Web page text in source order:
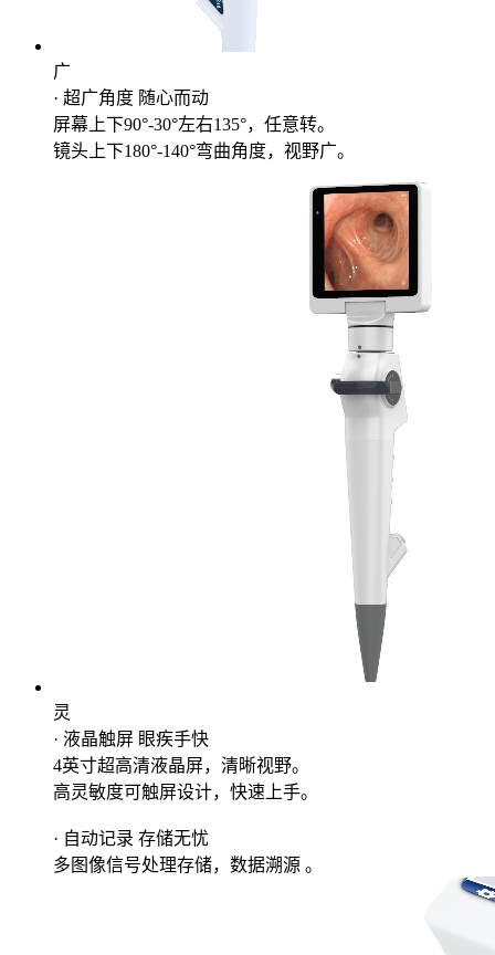
广
· 超广角度 随心而动
屏幕上下90°-30°左右135°，任意转。
镜头上下180°-140°弯曲角度，视野广。
灵
· 液晶触屏 眼疾手快
4英寸超高清液晶屏，清晰视野。
高灵敏度可触屏设计，快速上手。
· 自动记录 存储无忧
多图像信号处理存储，数据溯源 。